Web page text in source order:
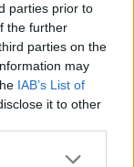
parties prior to
the further
parties on the
may
IAB’s List of
it to other
00:35:26
ir klastingą